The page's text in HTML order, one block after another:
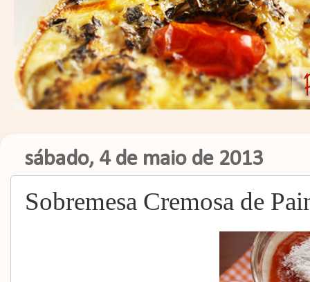
sábado, 4 de maio de 2013
Sobremesa Cremosa de